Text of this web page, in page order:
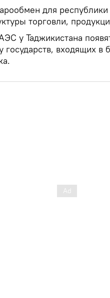
для
торговли,
у Таджикистана
государств, входящих в